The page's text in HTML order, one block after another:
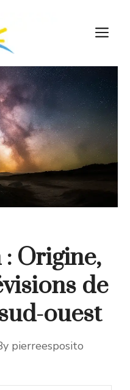
Origine,
de
ouest
pierreesposito